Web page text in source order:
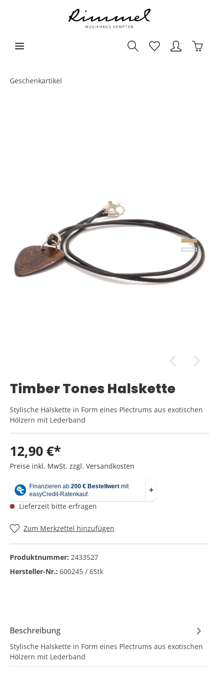
Geschenkartikel
Timber Tones Halskette
Stylische Halskette in Form eines Plectrums aus exotischen
Hölzern mit Lederband
12,90 €*
Preise inkl. MwSt. zzgl. Versandkosten
Lieferzeit bitte erfragen
Zum Merkzettel hinzufügen
Produktnummer: 2433527
Hersteller-Nr.: 600245 / 6Stk
Beschreibung
Stylische Halskette in Form eines Plectrums aus exotischen
Hölzern mit Lederband